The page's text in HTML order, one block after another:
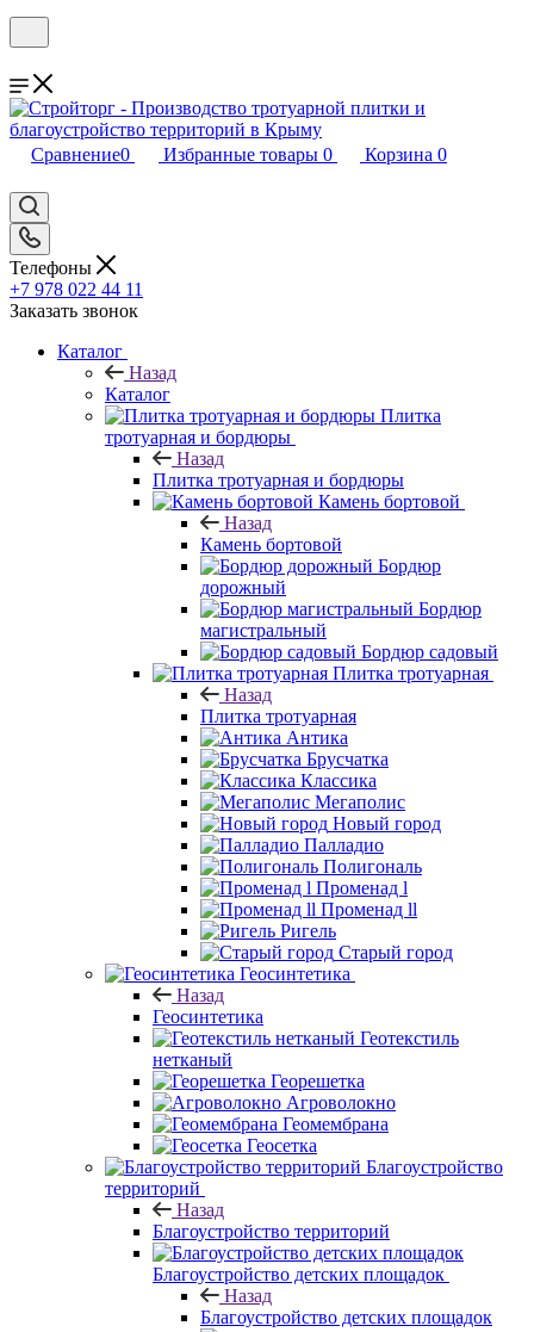
Сравнение0 Избранные товары 0 Корзина 0
Телефоны
+7 978 022 44 11
Заказать звонок
Каталог
Назад
Каталог
Плитка
тротуарная и бордюры
Назад
Плитка тротуарная и бордюры
Камень бортовой
Назад
Камень бортовой
Бордюр
дорожный
Бордюр
магистральный
Бордюр садовый
Плитка тротуарная
Назад
Плитка тротуарная
Антика
Брусчатка
Классика
Мегаполис
Новый город
Палладио
Полигональ
Променад l
Променад ll
Ригель
Старый город
Геосинтетика
Назад
Геосинтетика
Геотекстиль
нетканый
Георешетка
Агроволокно
Геомембрана
Геосетка
Благоустройство
территорий
Назад
Благоустройство территорий
Благоустройство детских площадок
Назад
Благоустройство детских площадок